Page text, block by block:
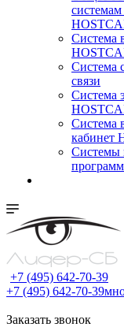
системам
Система
Система
связи
Система
Cистема
кабинет
Системы
+7 (495) 642-70-39
+7 (495) 642-70-39
Заказать звонок